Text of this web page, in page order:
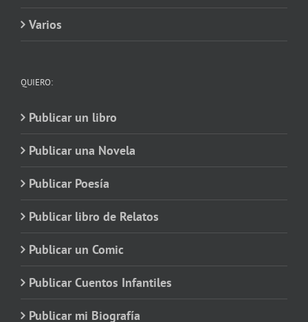
Varios
QUIERO:
Publicar un libro
Publicar una Novela
Publicar Poesía
Publicar libro de Relatos
Publicar un Comic
Publicar Cuentos Infantiles
Publicar mi Biografía